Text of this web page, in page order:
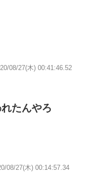
08/27(木) 00:41:46.52
たんやろ
08/27(木) 00:14:57.34